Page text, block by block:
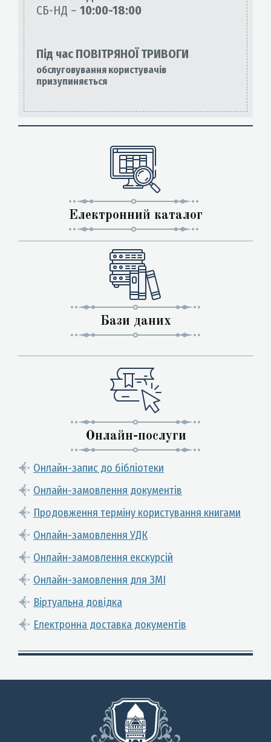
СБ-НД – 10:00-18:00
Під час ПОВІТРЯНОЇ ТРИВОГИ
обслуговування користувачів
призупиняється
Електронний каталог
Бази даних
Онлайн-послуги
Онлайн-запис до бібліотеки
Онлайн-замовлення документів
Продовження терміну користування книгами
Онлайн-замовлення УДК
Онлайн-замовлення екскурсій
Онлайн-замовлення для ЗМІ
Віртуальна довідка
Електронна доставка документів